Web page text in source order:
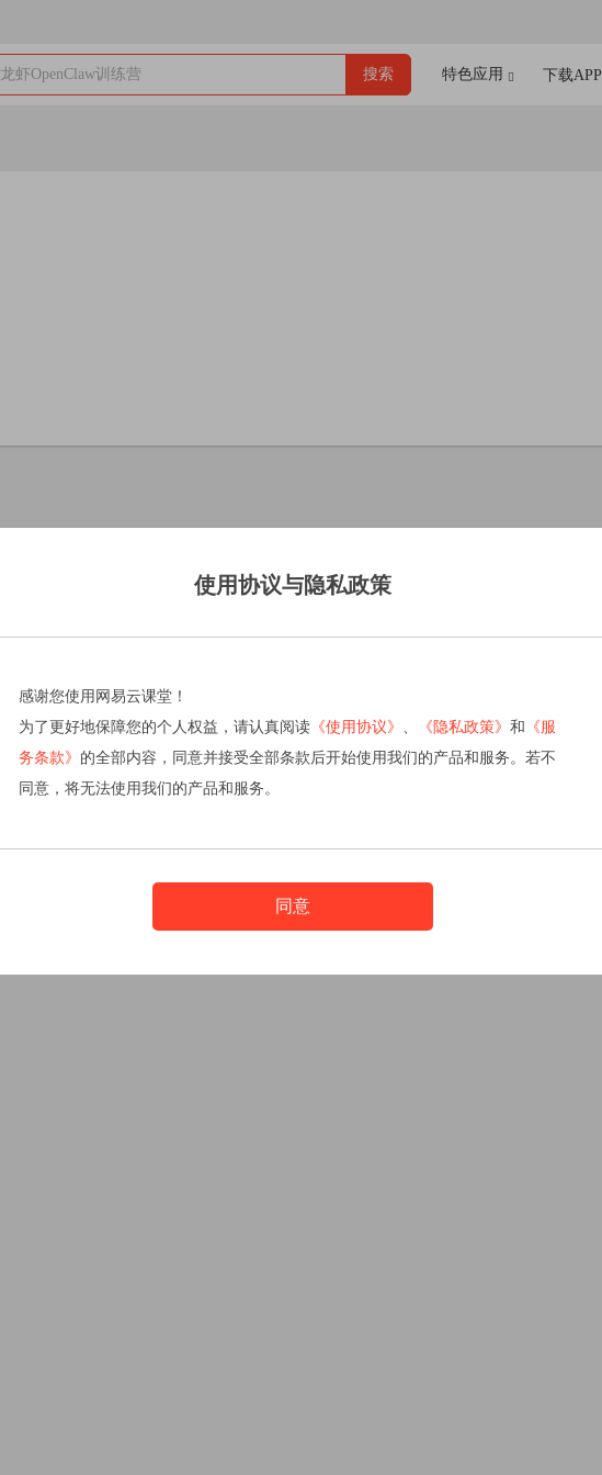
龙虾OpenClaw训练营 搜索 特色应用 下载APP
使用协议与隐私政策
感谢您使用网易云课堂！
为了更好地保障您的个人权益，请认真阅读 《使用协议》 《隐私政策》 和 《服
务条款》 的全部内容，同意并接受全部条款后开始使用我们的产品和服务。若不
同意，将无法使用我们的产品和服务。
同意